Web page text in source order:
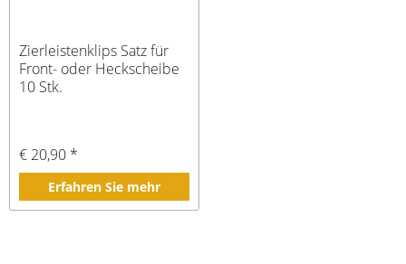
Zierleistenklips Satz für
Front- oder Heckscheibe
10 Stk.
€ 20,90 *
Erfahren Sie mehr